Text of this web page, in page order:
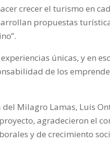
crecer el turismo en
propuestas
únicas, y en
de los
Milagro Lamas, Luis
agradecieron el
y de crecimiento